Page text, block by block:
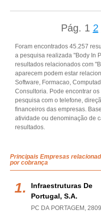
Pág. 1 2
Foram encontrados 45.257
a pesquisa realizada "Body In
resultados relacionados com
aparecem podem estar
Software, Formacao,
Consultoria. Pode encontrar
pesquisa com o telefone,
financeiros das empresas.
atividade ou denominação de
resultados.
Principais Empresas
por cobrança
Infraestruturas De
Portugal, S.a.
PC DA PORTAGEM,